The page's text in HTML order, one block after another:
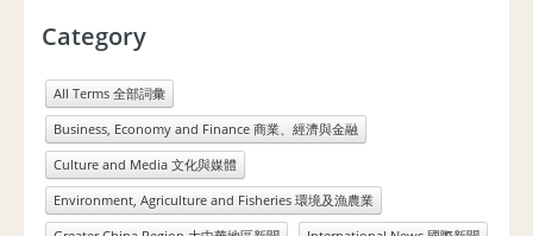
Category
All Terms 全部詞彙
Business, Economy and Finance 商業、經濟與金融
Culture and Media 文化與媒體
Environment, Agriculture and Fisheries 環境及漁農業